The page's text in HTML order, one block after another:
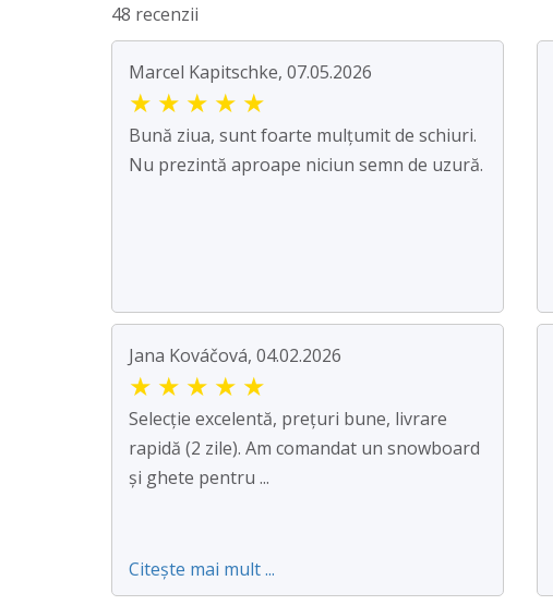
48 recenzii
Marcel Kapitschke, 07.05.2026
★ ★ ★ ★ ★
Bună ziua, sunt foarte mulțumit de schiuri.
Nu prezintă aproape niciun semn de uzură.
Jana Kováčová, 04.02.2026
★ ★ ★ ★ ★
Selecție excelentă, prețuri bune, livrare
rapidă (2 zile). Am comandat un snowboard
și ghete pentru ...
Citește mai mult ...